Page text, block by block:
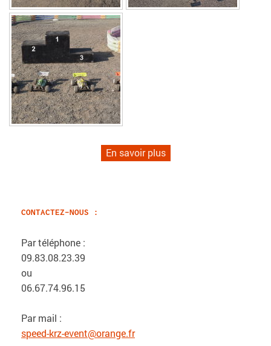
En savoir plus
CONTACTEZ-NOUS :
Par téléphone :
09.83.08.23.39
ou
06.67.74.96.15
Par mail :
speed-krz-event@orange.fr